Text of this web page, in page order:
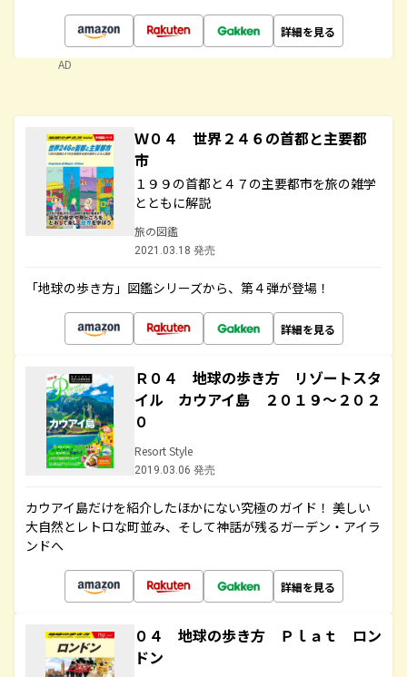
詳細を見る
AD
Ｗ０４ 世界２４６の首都と主要都
市
１９９の首都と４７の主要都市を旅の雑学
とともに解説
旅の図鑑
2021.03.18 発売
「地球の歩き方」図鑑シリーズから、第４弾が登場！
詳細を見る
Ｒ０４ 地球の歩き方 リゾートスタ
イル カウアイ島 ２０１９～２０２
０
Resort Style
2019.03.06 発売
カウアイ島だけを紹介したほかにない究極のガイド！ 美しい
大自然とレトロな町並み、そして神話が残るガーデン・アイラ
ンドへ
詳細を見る
０４ 地球の歩き方 Ｐｌａｔ ロン
ドン